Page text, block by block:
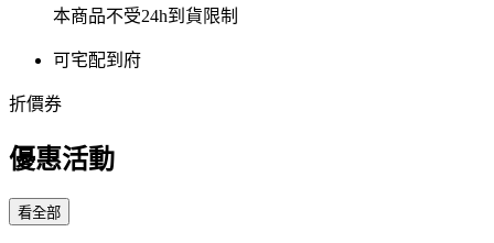
本商品不受24h到貨限制
可宅配到府
折價券
優惠活動
看全部